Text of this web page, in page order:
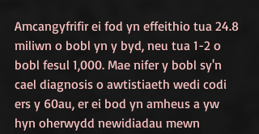
Amcangyfrifir ei fod yn effeithio tua 24.8
miliwn o bobl yn y byd, neu tua 1-2 o
bobl fesul 1,000. Mae nifer y bobl sy'n
cael diagnosis o awtistiaeth wedi codi
ers y 60au, er ei bod yn amheus a yw
hyn oherwydd newidiadau mewn